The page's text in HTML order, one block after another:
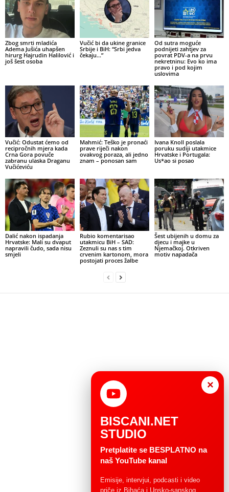
Zbog smrti mladića
Adema Jušića uhapšen
hirurg Hajrudin Halilović i
još šest osoba
Vučić bi da ukine granice
Srbije i BiH: “Srbi jedva
čekaju…”
Od sutra moguće
podnijeti zahtjev za
povrat PDV-a na prvu
nekretninu: Evo ko ima
pravo i pod kojim
uslovima
Vučić: Odustat ćemo od
recipročnih mjera kada
Crna Gora povuče
zabranu ulaska Draganu
Vučićeviću
Mahmić: Teško je pronaći
prave riječi nakon
ovakvog poraza, ali jedno
znam – ponosan sam
Ivana Knoll poslala
poruku sudiji utakmice
Hrvatske i Portugala:
Us*ao si posao
Dalić nakon ispadanja
Hrvatske: Mali su dvaput
napravili čudo, sada nisu
smjeli
Rubio komentarisao
utakmicu BiH – SAD:
Zeznuli su nas s tim
crvenim kartonom, mora
postojati proces žalbe
Šest ubijenih u domu za
djecu i majke u
Njemačkoj. Otkriven
motiv napadača
×
BISCANI.NET
STUDIO
Pretplatite se BESPLATNO na
naš YouTube kanal
Emisije, intervjui, podcasti i video
priče iz Bihaća i Unsko-sanskog